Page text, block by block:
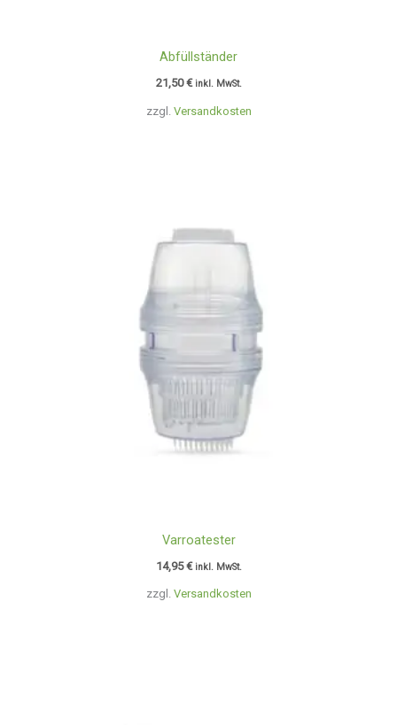
zzgl. Versandkosten
Abfüllständer
21,50€ inkl. MwSt.
zzgl. Versandkosten
Varroatester
14,95€ inkl. MwSt.